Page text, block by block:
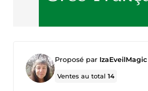
Proposé par IzaEveilMagic
Ventes au total14